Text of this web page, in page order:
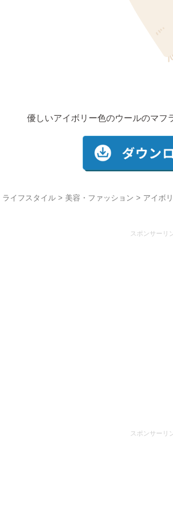
優しいアイボリー色のウールのマフ
ライフスタイル> 美容・ファッション > アイボ
スポンサーリ
スポンサーリ